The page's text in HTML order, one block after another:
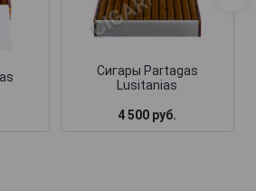
Сигары Partagas
Lusitanias
4 500 руб.